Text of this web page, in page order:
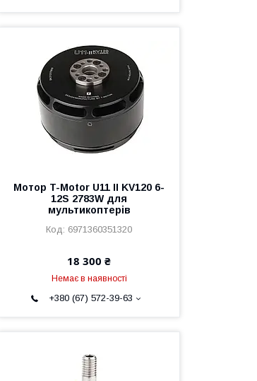
Мотор T-Motor U11 II KV120 6-
12S 2783W для
мультикоптерів
6971360351320
18 300 ₴
Немає в наявності
+380 (67) 572-39-63